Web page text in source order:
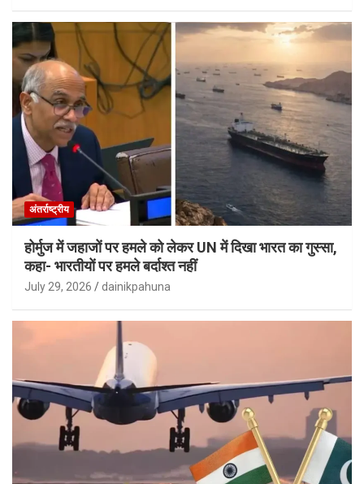
अंतर्राष्ट्रीय
होर्मुज में जहाजों पर हमले को लेकर UN में दिखा भारत का गुस्सा,
कहा- भारतीयों पर हमले बर्दाश्त नहीं
July 29, 2026 dainikpahuna